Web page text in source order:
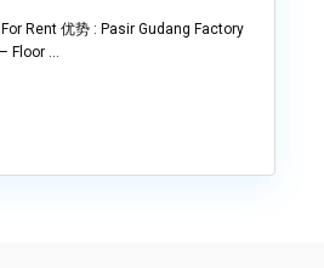
Rent 优势 : Pasir Gudang Factory
Floor ...